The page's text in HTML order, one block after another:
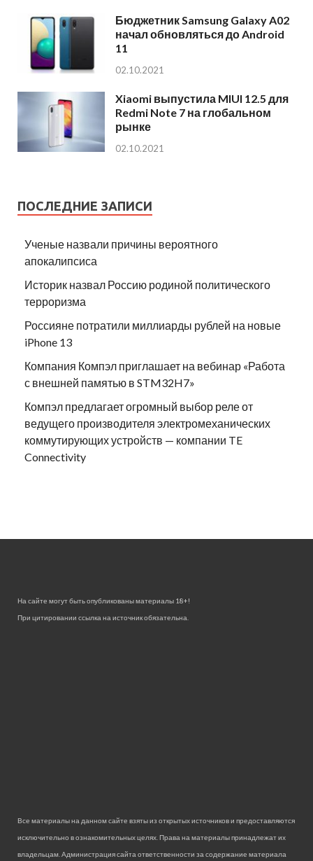
Бюджетник Samsung Galaxy A02
начал обновляться до Android
11
02.10.2021
Xiaomi выпустила MIUI 12.5 для
Redmi Note 7 на глобальном
рынке
02.10.2021
ПОСЛЕДНИЕ ЗАПИСИ
Ученые назвали причины вероятного
апокалипсиса
Историк назвал Россию родиной политического
терроризма
Россияне потратили миллиарды рублей на новые
iPhone 13
Компания Компэл приглашает на вебинар «Работа
с внешней памятью в STM32H7»
Компэл предлагает огромный выбор реле от
ведущего производителя электромеханических
коммутирующих устройств — компании TE
Connectivity
На сайте могут быть опубликованы материалы 18+!
При цитировании ссылка на источник обязательна.
Все материалы на данном сайте взяты из открытых источников и предоставляются
исключительно в ознакомительных целях. Права на материалы принадлежат их
владельцам. Администрация сайта ответственности за содержание материала